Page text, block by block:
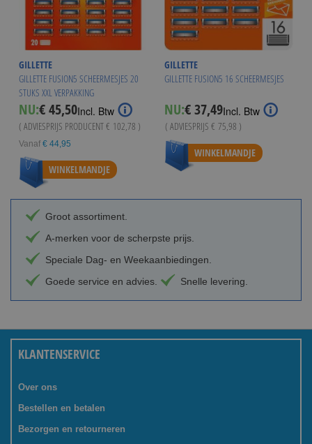
GILLETTE
GILLETTE FUSION5 SCHEERMESJES 20
STUKS XXL VERPAKKING
NU:€ 45,50Incl. Btw
( ADVIESPRIJS PRODUCENT€ 102,78 )
Vanaf € 44,95
WINKELMANDJE
GILLETTE
GILLETTE FUSION5 16 SCHEERMESJES
NU:Special
Price
€ 37,49Incl. Btw
( ADVIESPRIJS € 75,98 )
WINKELMANDJE
Groot assortiment.
A-merken voor de scherpste prijs.
Speciale Dag- en Weekaanbiedingen.
Goede service en advies.
Snelle levering.
KLANTENSERVICE
Over ons
Bestellen en betalen
Bezorgen en retourneren